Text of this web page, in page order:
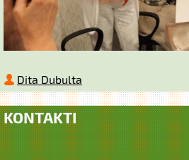
Dita Dubulta
KONTAKTI